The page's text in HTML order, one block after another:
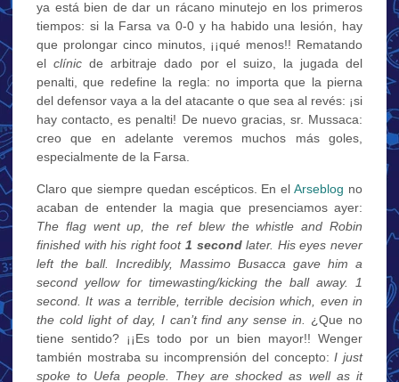
ya está bien de dar un rácano minutejo en los primeros
tiempos: si la Farsa va 0-0 y ha habido una lesión, hay
que prolongar cinco minutos, ¡¡qué menos!! Rematando
elclínic de arbitraje dado por el suizo, la jugada del
penalti, que redefine la regla: no importa que la pierna
del defensor vaya a la del atacante o que sea al revés: ¡si
hay contacto, es penalti! De nuevo gracias, sr. Mussaca:
creo que en adelante veremos muchos más goles,
especialmente de la Farsa.
Claro que siempre quedan escépticos. En elArseblog no
acaban de entender la magia que presenciamos ayer:
The flag went up, the ref blew the whistle and Robin
finished with his right foot 1 secondlater. His eyes never
left the ball. Incredibly, Massimo Busacca gave him a
second yellow for timewasting/kicking the ball away. 1
second. It was a terrible, terrible decision which, even in
the cold light of day, I can’t find any sense in. ¿Que no
tiene sentido? ¡¡Es todo por un bien mayor!! Wenger
también mostraba su incomprensión del concepto:I just
spoke to Uefa people. They are shocked as well as it